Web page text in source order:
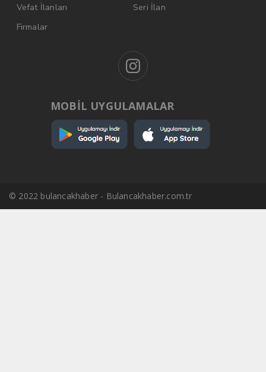
Vefat İlanları
Seri İlan
Firmalar
MOBİL UYGULAMALAR
© 2022 bulancakhaber - Bulancakhaber.com.tr